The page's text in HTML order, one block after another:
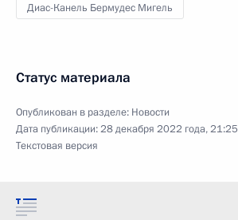
Диас-Канель Бермудес Мигель
Статус материала
Опубликован в разделе: Новости
Дата публикации:28 декабря 2022 года, 21:25
Текстовая версия